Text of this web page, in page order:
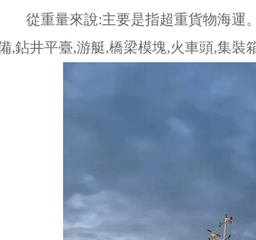
重量來說:主要是指超重貨物海運
,鉆井平臺,游艇,橋梁模塊,火車頭,集裝箱